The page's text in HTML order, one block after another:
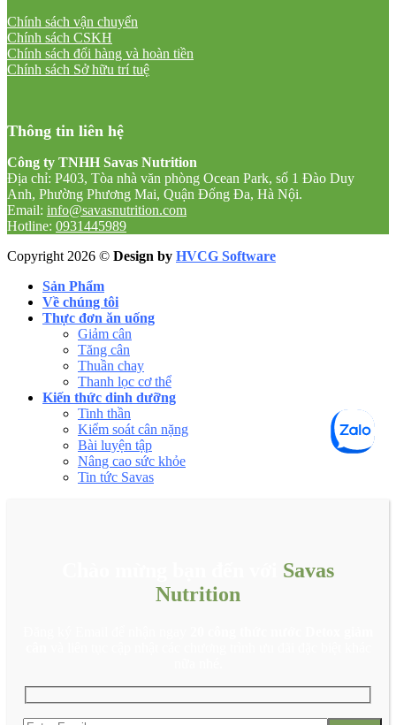
Chính sách vận chuyển
Chính sách CSKH
Chính sách đổi hàng và hoàn tiền
Chính sách Sở hữu trí tuệ
Thông tin liên hệ
Công ty TNHH Savas Nutrition
Địa chỉ: P403, Tòa nhà văn phòng Ocean Park, số 1 Đào Duy
Anh, Phường Phương Mai, Quận Đống Đa, Hà Nội.
Email: info@savasnutrition.com
Hotline: 0931445989
Copyright 2026 © Design by HVCG Software
Sản Phẩm
Về chúng tôi
Thực đơn ăn uống
Giảm cân
Tăng cân
Thuần chay
Thanh lọc cơ thể
Kiến thức dinh dưỡng
Tinh thần
Kiểm soát cân nặng
Bài luyện tập
Nâng cao sức khỏe
Tin tức Savas
Savas
Nutrition